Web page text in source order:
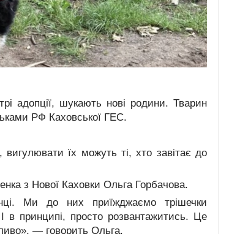
адопції, шукають нові родини. Тварин
РФ Каховської ГЕС.
їх можуть ті, хто завітає до
з Нової Каховки Ольга Горбачова.
Ми до них приїжджаємо трішечки
принципі, просто розвантажитись. Це
— говорить Ольга.